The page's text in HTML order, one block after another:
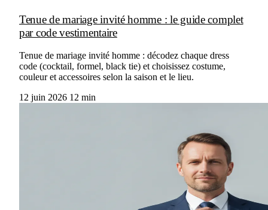
Tenue de mariage invité homme : le guide complet
par code vestimentaire
Tenue de mariage invité homme : décodez chaque dress
code (cocktail, formel, black tie) et choisissez costume,
couleur et accessoires selon la saison et le lieu.
12 juin 2026 12 min